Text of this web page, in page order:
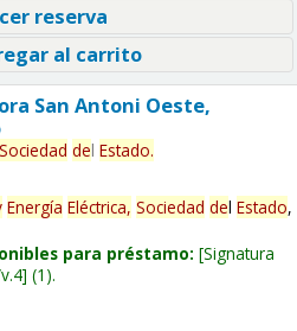
reserva
al carrito
San Antoni Oeste,
Sociedad del Estado.
Energía Eléctrica, Sociedad del Estado,
para préstamo: Signatura
(1).